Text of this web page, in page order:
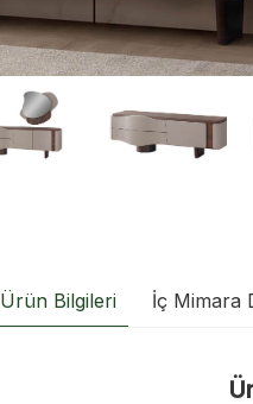
Ürün Bilgileri İç Mimara